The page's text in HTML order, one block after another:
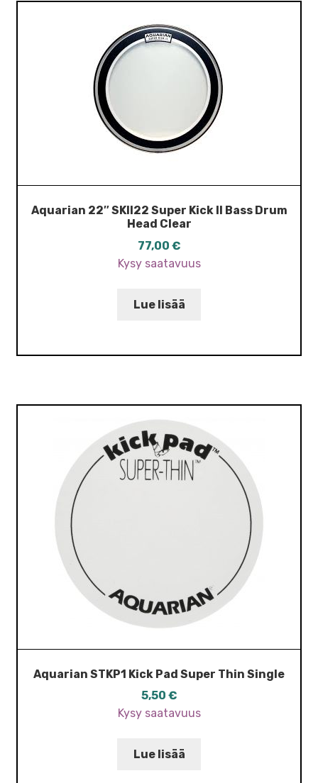
Aquarian 22″ SKII22 Super Kick II Bass Drum
Head Clear
77,00 €
Kysy saatavuus
Lue lisää
Aquarian STKP1 Kick Pad Super Thin Single
5,50 €
Kysy saatavuus
Lue lisää